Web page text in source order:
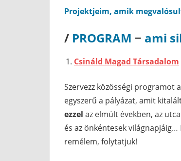
Projektjeim, amik
/ PROGRAM − ami
Csináld Magad Társadalom
Szervezz közösségi programot
egyszerű a pályázat, amit
ezzel az elmúlt években, az
és az önkéntesek
remélem, folytatjuk!